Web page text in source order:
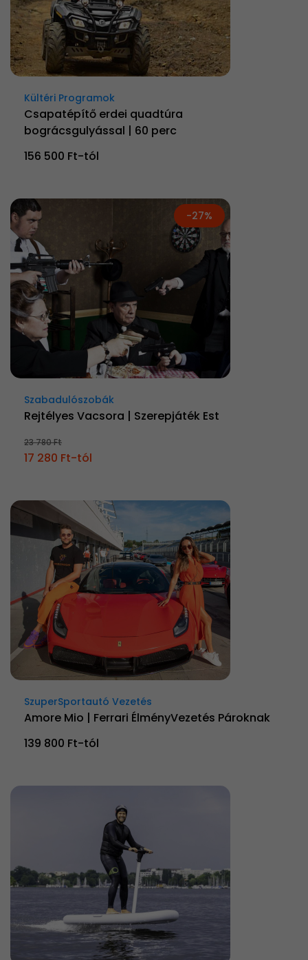
Kültéri Programok
Csapatépítő erdei quadtúra
bográcsgulyással | 60 perc
156 500 Ft-tól
-27%
Szabadulószobák
Rejtélyes Vacsora | Szerepjáték Est
23 780 Ft
17 280 Ft-tól
SzuperSportautó Vezetés
Amore Mio | Ferrari ÉlményVezetés Pároknak
139 800 Ft-tól